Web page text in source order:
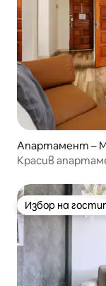
Апартамент –
Красив
Избор на
Избор на